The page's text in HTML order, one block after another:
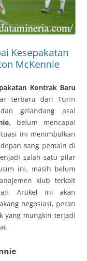
Kesepakatan
McKennie
Kontrak Baru
terbaru dari Turin
gelandang asal
, belum mencapai
ini menimbulkan
sang pemain di
salah satu pilar
ini, masih belum
klub terkait
Artikel ini akan
negosiasi, peran
yang mungkin terjadi